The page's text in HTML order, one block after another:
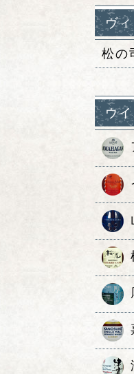
ヴ
松の
ウ